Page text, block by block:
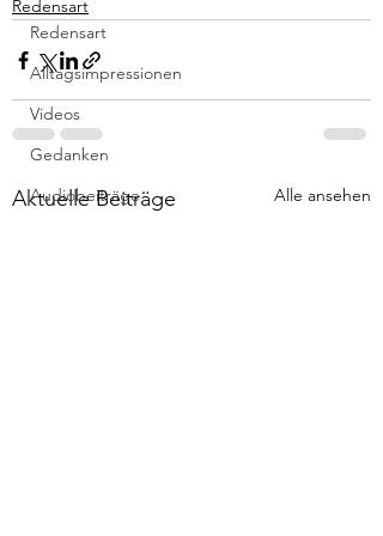
Redensart
Alltagsimpressionen
Videos
Gedanken
Audiobeiträge
Redensart
Aktuelle Beiträge Alle ansehen